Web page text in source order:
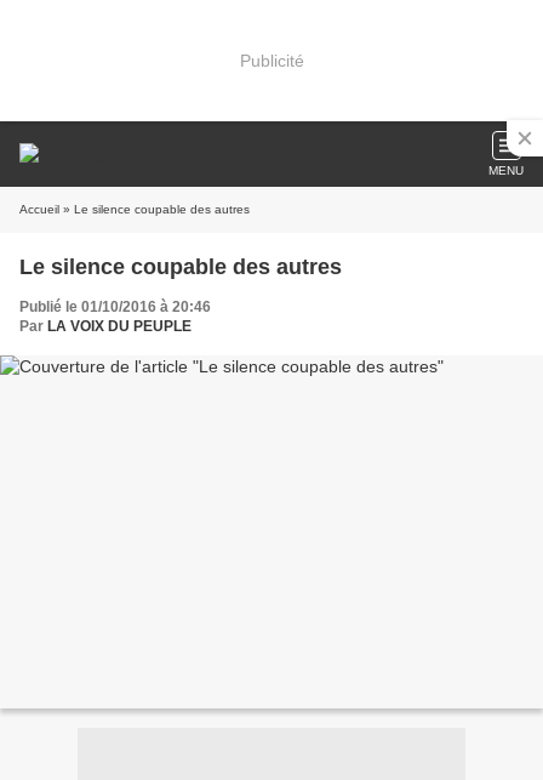
Publicité
MENU
Accueil » Le silence coupable des autres
Le silence coupable des autres
Publié le 01/10/2016 à 20:46
Par LA VOIX DU PEUPLE